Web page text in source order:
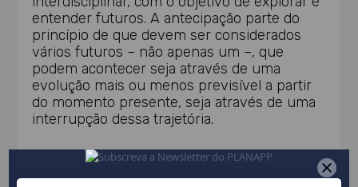
entender futuros. A antecipação parte do
princípio de que devem ser considerados
vários futuros – não apenas um –, que
podem acontecer seja através de uma
evolução mais ou menos previsível a partir
do momento presente, seja através de uma
interrupção dessa trajetória.
Tema(s)